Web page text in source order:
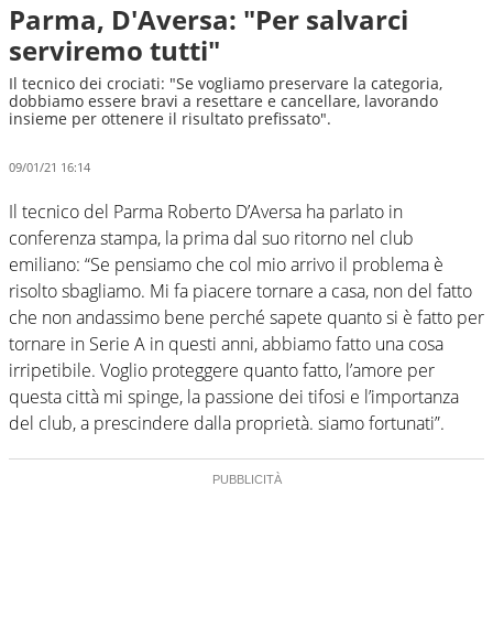
Parma, D'Aversa: "Per salvarci
serviremo tutti"
Il tecnico dei crociati: "Se vogliamo preservare la categoria,
dobbiamo essere bravi a resettare e cancellare, lavorando
insieme per ottenere il risultato prefissato".
09/01/21 16:14
Il tecnico del Parma Roberto D’Aversa ha parlato in
conferenza stampa, la prima dal suo ritorno nel club
emiliano: “Se pensiamo che col mio arrivo il problema è
risolto sbagliamo. Mi fa piacere tornare a casa, non del fatto
che non andassimo bene perché sapete quanto si è fatto per
tornare in Serie A in questi anni, abbiamo fatto una cosa
irripetibile. Voglio proteggere quanto fatto, l’amore per
questa città mi spinge, la passione dei tifosi e l’importanza
del club, a prescindere dalla proprietà. siamo fortunati”.